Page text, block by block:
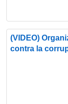
(VIDEO)
contra la